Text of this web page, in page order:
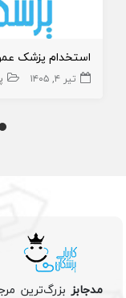
استخدام پزشک
تیر ۴, ۱۴۰۵
مدجابزبزرگ‌ترین